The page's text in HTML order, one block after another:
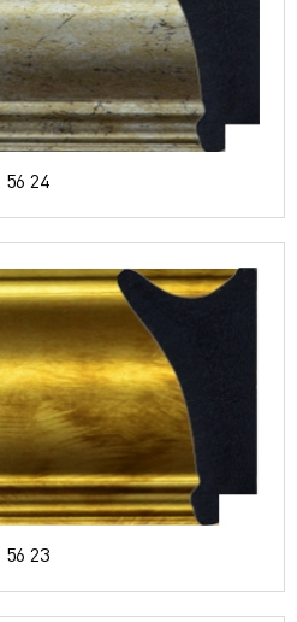
56 24
56 23